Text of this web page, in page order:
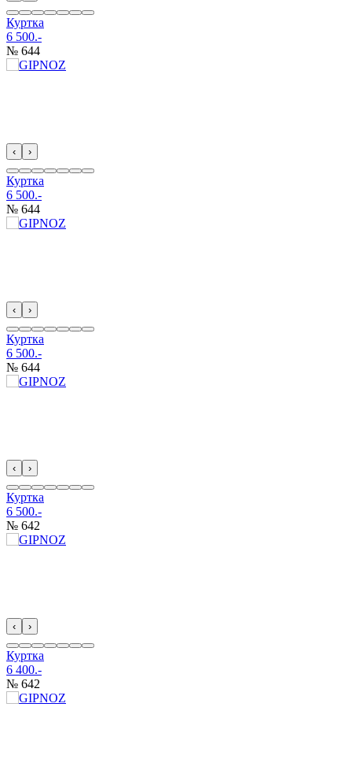
Куртка
6 500.-
№ 644
‹ ›
Куртка
6 500.-
№ 644
‹ ›
Куртка
6 500.-
№ 644
‹ ›
Куртка
6 500.-
№ 642
‹ ›
Куртка
6 400.-
№ 642